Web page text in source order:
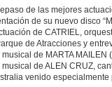
de las mejores
de su nuevo disco
de CATRIEL,
de Atracciones y
de MARTA MAILEN
musical de ALEN CRUZ,
venido